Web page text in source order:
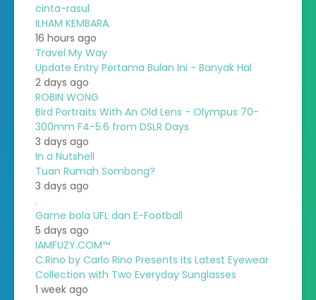
cinta-rasul
ILHAM KEMBARA.
16 hours ago
Travel My Way
Update Entry Pertama Bulan Ini - Banyak Hal
2 days ago
ROBIN WONG
Bird Portraits With An Old Lens - Olympus 70-
300mm F4-5.6 from DSLR Days
3 days ago
In a Nutshell
Tuan Rumah Sombong?
3 days ago
.
Game bola UFL dan E-Football
5 days ago
IAMFUZY.COM™
C.Rino by Carlo Rino Presents Its Latest Eyewear
Collection with Two Everyday Sunglasses
1 week ago